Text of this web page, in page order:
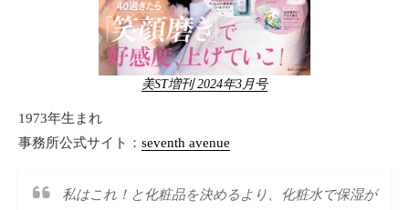
美ST増刊 2024年3月号
1973年生まれ
事務所公式サイト： seventh avenue
私はこれ！と化粧品を決めるより、化粧水で保湿が